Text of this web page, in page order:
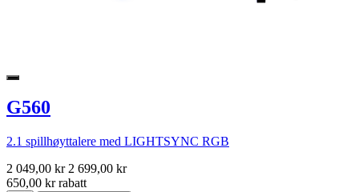
G560
2.1 spillhøyttalere med LIGHTSYNC RGB
2 049,00 kr 2 699,00 kr
650,00 kr rabatt